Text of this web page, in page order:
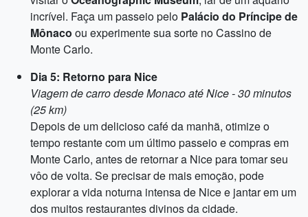
incrível. Faça um passeio pelo Palácio do Príncipe de
Mônaco ou experimente sua sorte no Cassino de
Monte Carlo.
Dia 5: Retorno para Nice
Viagem de carro desde Monaco até Nice - 30 minutos
(25 km)
Depois de um delicioso café da manhã, otimize o
tempo restante com um último passeio e compras em
Monte Carlo, antes de retornar a Nice para tomar seu
vôo de volta. Se precisar de mais emoção, pode
explorar a vida noturna intensa de Nice e jantar em um
dos muitos restaurantes divinos da cidade.